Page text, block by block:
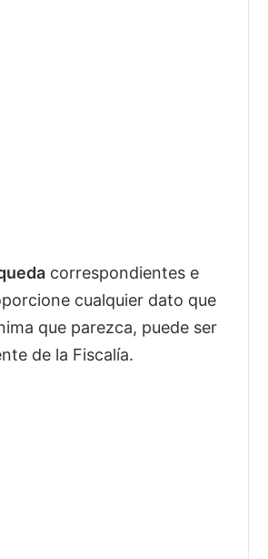
correspondientes e
cualquier dato que
que parezca, puede ser
de la Fiscalía.